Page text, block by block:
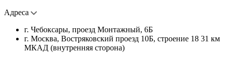
Адреса
г. Чебоксары, проезд Монтажный, 6Б
г. Москва, Востряковский проезд 10Б, строение 18 31 км
МКАД (внутренняя сторона)